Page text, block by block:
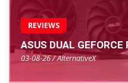
REVIEWS
ASUS DUAL
03-08-26 / AlternativeX